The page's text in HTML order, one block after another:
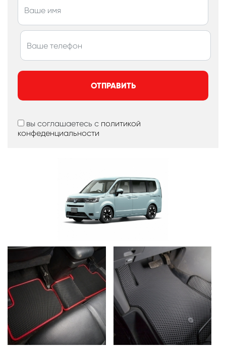
ОТПРАВИТЬ
вы соглашаетесь с политикой
конфеденциальности